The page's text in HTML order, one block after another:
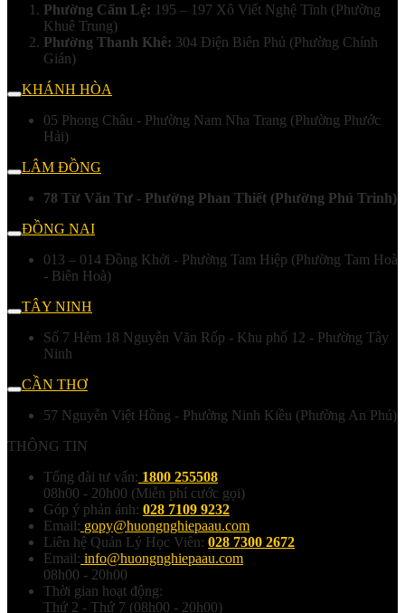
Phường Cẩm Lệ: 195 – 197 Xô Viết Nghệ Tĩnh (Phường
Khuê Trung)
Phường Thanh Khê: 304 Điện Biên Phủ (Phường Chính
Gián)
KHÁNH HÒA
05 Phong Châu - Phường Nam Nha Trang (Phường Phước
Hải)
LÂM ĐỒNG
78 Từ Văn Tư - Phường Phan Thiết (Phường Phú Trinh)
ĐỒNG NAI
013 – 014 Đồng Khởi - Phường Tam Hiệp (Phường Tam Hoà
- Biên Hoà)
TÂY NINH
Số 7 Hẻm 18 Nguyễn Văn Rốp - Khu phố 12 - Phường Tây
Ninh
CẦN THƠ
57 Nguyễn Việt Hồng - Phường Ninh Kiều (Phường An Phú)
THÔNG TIN
Tổng đài tư vấn: 1800 255508
08h00 - 20h00 (Miễn phí cước gọi)
Góp ý phản ánh: 028 7109 9232
Email: gopy@huongnghiepaau.com
Liên hệ Quản Lý Học Viên: 028 7300 2672
Email: info@huongnghiepaau.com
08h00 - 20h00
Thời gian hoạt động:
Thứ 2 - Thứ 7 (08h00 - 20h00)